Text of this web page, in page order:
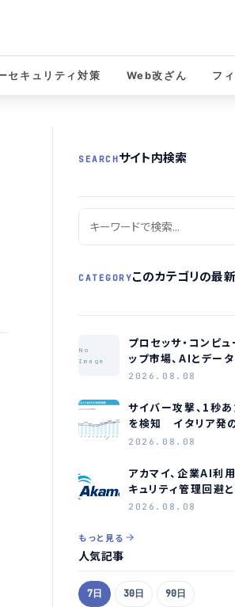
セキュリティ対策 Web改ざん フ
SEARCHサイト内検索
CATEGORYこのカテゴリの最新
No
Image
プロセッサ・コンピ
ップ市場、AIとデー
に牽引され2035年
2026.08.08
サイバー攻撃、1秒
を検知 イタリア発
同期比約75倍に急増
2026.08.08
アカマイ、企業AI利
キュリティ管理回避
ャドーAI」が新たな脅
2026.08.08
もっと見る
人気記事
7日 30日 90日